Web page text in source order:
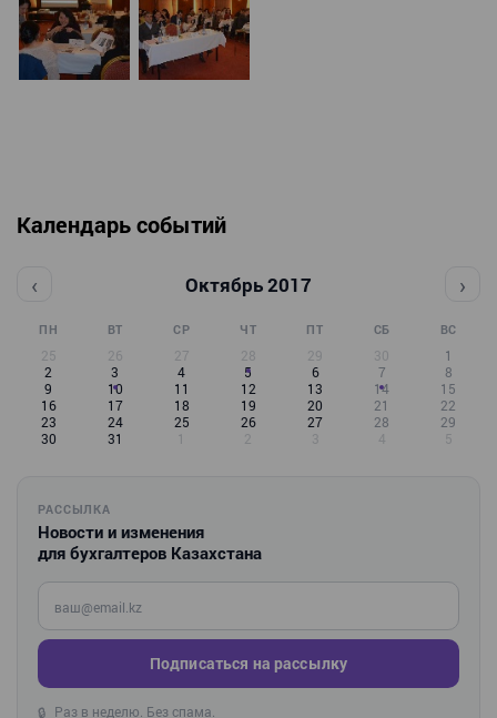
Календарь событий
‹ Октябрь 2017 ›
ПН ВТ СР ЧТ ПТ СБ ВС
25 26 27 28 29 30
1
2
3 4 5 6 7
8
9
10 11 12 13 14
15
16
17 18 19 20 21
22
23
24 25 26 27 28
29
30
31 1 2 3 4 5
РАССЫЛКА
Новости и изменения
для бухгалтеров Казахстана
Введите ваш e-mail
Подписаться на рассылку
🔒 Раз в неделю. Без спама.